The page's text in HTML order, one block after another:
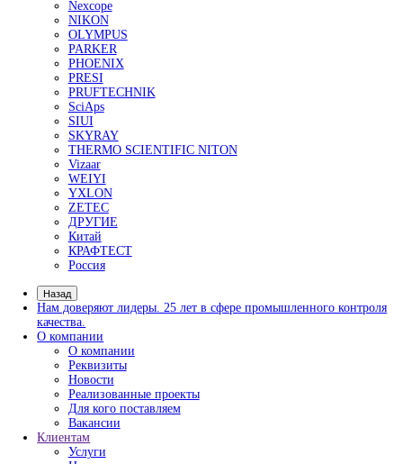
Электромагниты для магнитопорошковой
Размагничивающие установки
Системы УФ-освещения
Расходные материалы для магнитопорошкового
Принадлежности для МПД
Приборы для вихретокового контроля
Вихретоковые дефектоскопы
- Вихретоковые дефектоскопы Craftest
- Вихретоковое оборудование IBG
Дефектоскопы на вихретоковых матрицах
Многофункциональные вихретоковые
Контроль коррозии трубопроводов под изоляцией
Контроль изоляции и покрытий
Комплектующие Elcometer
Приборы для контроля толщины сухих покрытий
- Толщиномеры покрытий Elcometer
Приборы для контроля качества покрытий
- Контроль сплошности покрытий
- Контроль толщины мокрого слоя
- Контроль толщины порошковых покрытий
- Контроль профиля поверхности